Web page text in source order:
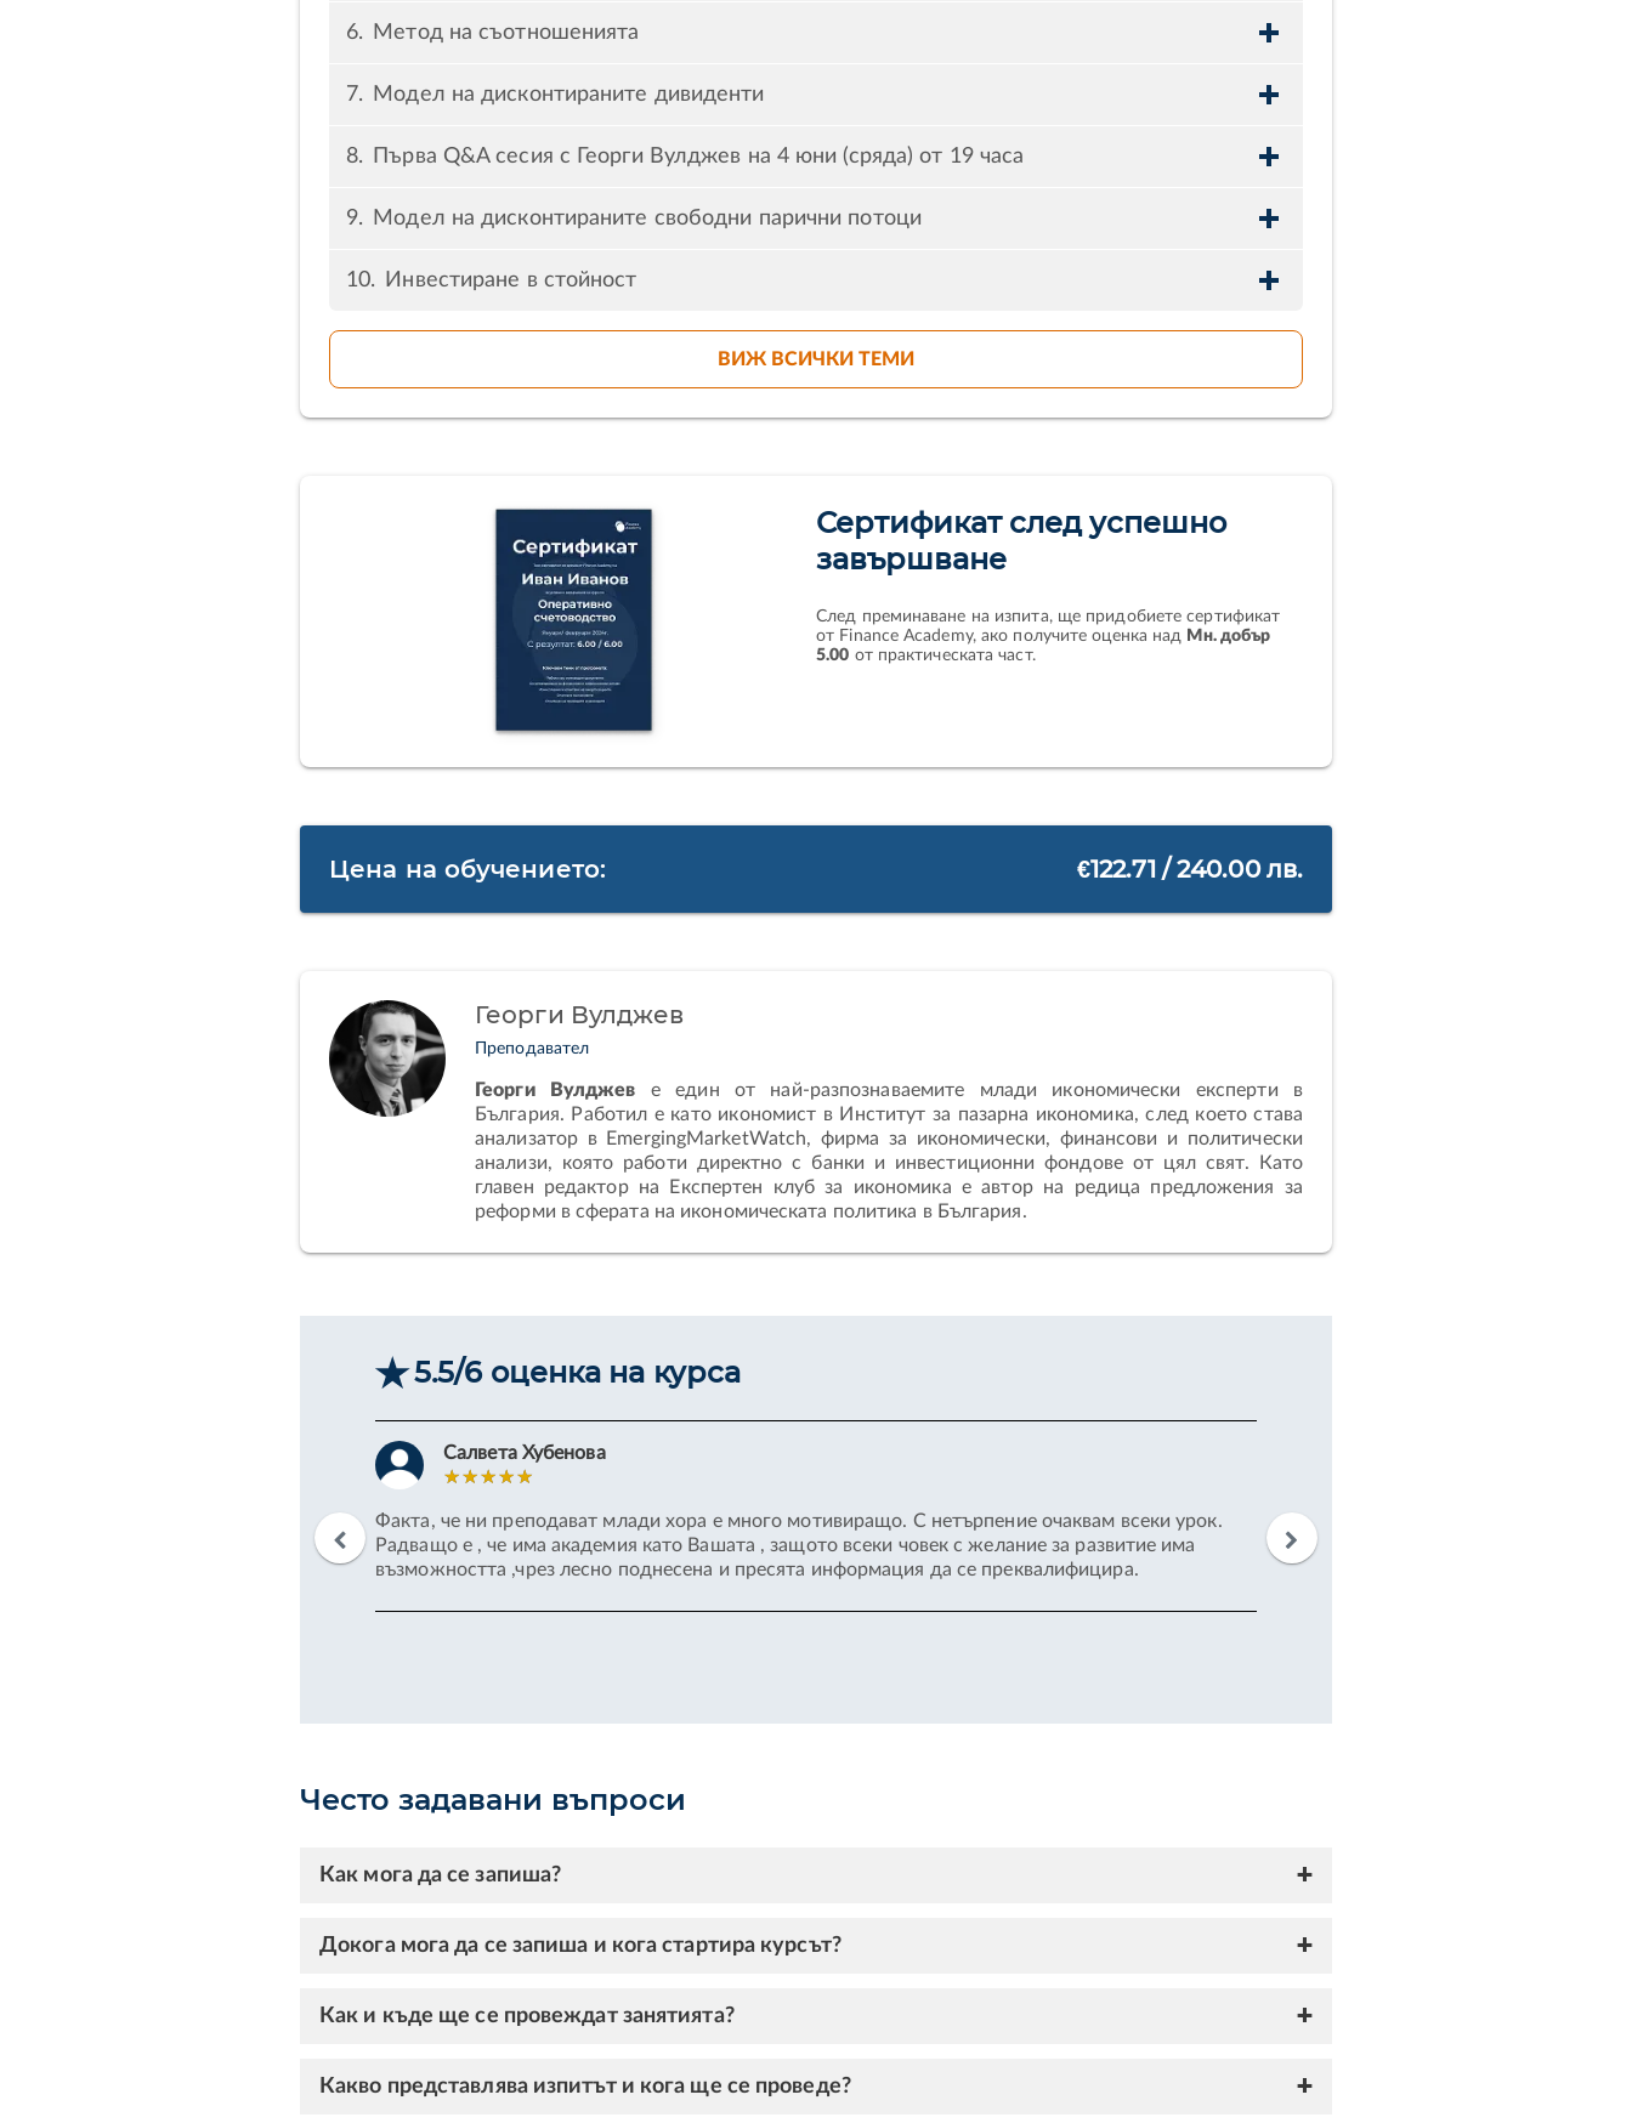
Метод на съотношенията
Модел на дисконтираните дивиденти
Първа Q&A сесия с Георги Вулджев на 4 юни (сряда) от 19 часа
Модел на дисконтираните свободни парични потоци
Инвестиране в стойност
ВИЖ ВСИЧКИ ТЕМИ
Сертификат след успешно
завършване
След преминаване на изпита, ще придобиете сертификат
от Finance Academy, ако получите оценка над Мн. добър
5.00 от практическата част.
Цена на обучението: €122.71 / 240.00 лв.
Георги Вулджев
Преподавател
Георги Вулджев е един от най-разпознаваемите млади икономически експерти в
България. Работил е като икономист в Институт за пазарна икономика, след което става
анализатор в EmergingMarketWatch, фирма за икономически, финансови и политически
анализи, която работи директно с банки и инвестиционни фондове от цял свят. Като
главен редактор на Експертен клуб за икономика е автор на редица предложения за
реформи в сферата на икономическата политика в България.
5.5/6 оценка на курса
са може би най-смислените.
инвестициите и др. Въпреки че
Салвета Хубенова
Факта, че ни преподават млади хора е много мотивиращо. С нетърпение очаквам всеки урок.
Радващо е , че има академия като Вашата , защото всеки човек с желание за развитие има
възможността ,чрез лесно поднесена и пресята информация да се преквалифицира.
Благодарение на обучението си в
неговото финансово управление.
Често задавани въпроси
Как мога да се запиша?
Докога мога да се запиша и кога стартира курсът?
Как и къде ще се провеждат занятията?
Какво представлява изпитът и кога ще се проведе?